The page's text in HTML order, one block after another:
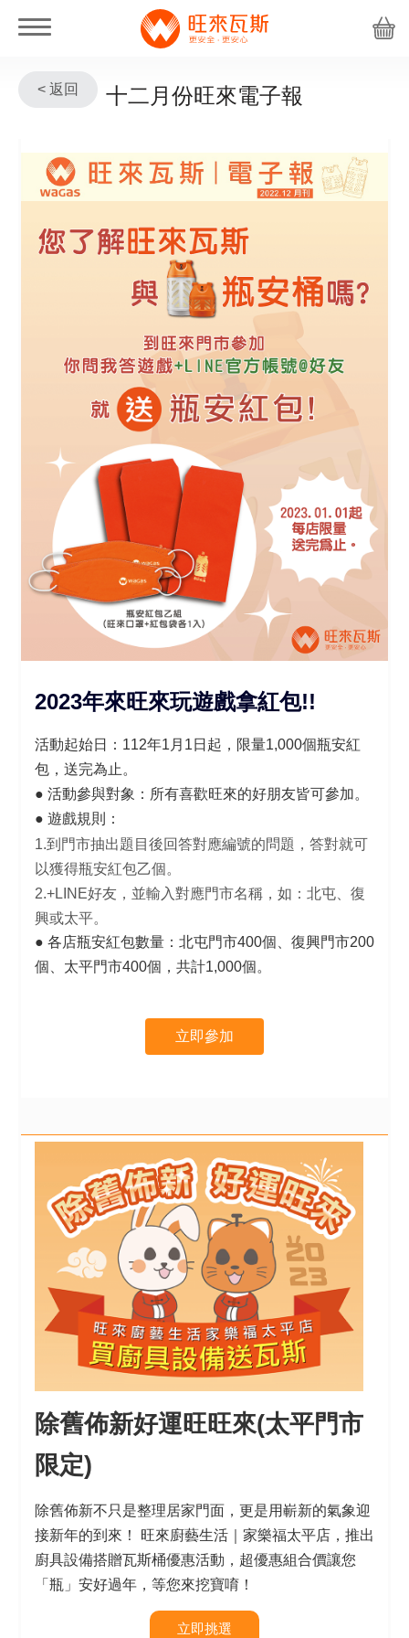
十二月份旺來電子報
2023年來旺來玩遊戲拿紅包!!
活動起始日：112年1月1日起，限量1,000個瓶安紅
包，送完為止。
● 活動參與對象：所有喜歡旺來的好朋友皆可參加。
● 遊戲規則：
1.到門市抽出題目後回答對應編號的問題，答對就可
以獲得瓶安紅包乙個。
2.+LINE好友，並輸入對應門市名稱，如：北屯、復
興或太平。
● 各店瓶安紅包數量：北屯門市400個、復興門市200
個、太平門市400個，共計1,000個。
立即參加
除舊佈新好運旺旺來(太平門市
限定)
除舊佈新不只是整理居家門面，更是用嶄新的氣象迎
接新年的到來！ 旺來廚藝生活｜家樂福太平店，推出
廚具設備搭贈瓦斯桶優惠活動，超優惠組合價讓您
「瓶」安好過年，等您來挖寶唷！
立即挑選
< 返回